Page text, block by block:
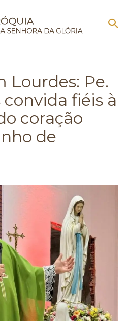
Lourdes: Pe.
convida fiéis à
coração
de